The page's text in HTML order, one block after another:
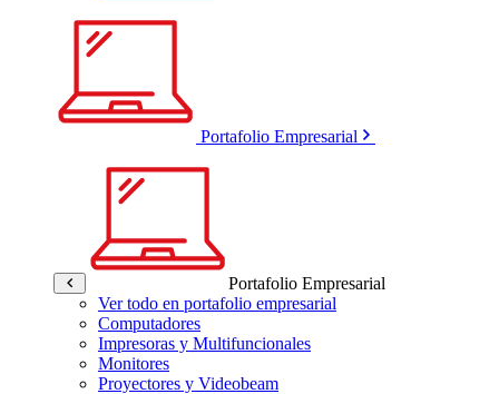
Portafolio Empresarial
Portafolio Empresarial
Ver todo en portafolio empresarial
Computadores
Impresoras y Multifuncionales
Monitores
Proyectores y Videobeam